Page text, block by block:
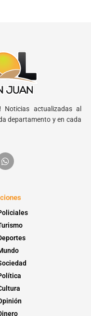
Noticias actualizadas al
departamento y en cada